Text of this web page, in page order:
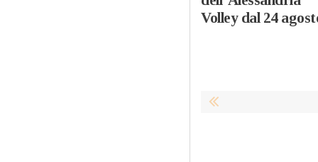
Volley dal 24